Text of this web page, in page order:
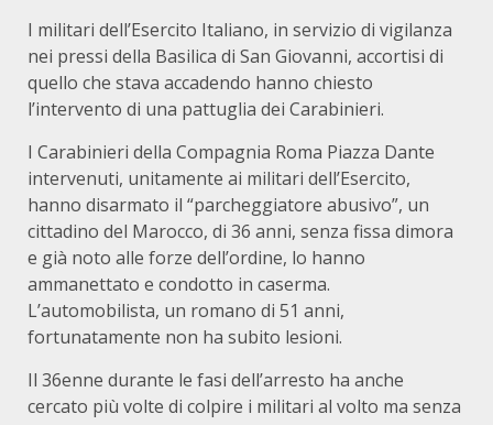
I militari dell’Esercito Italiano, in servizio di vigilanza
nei pressi della Basilica di San Giovanni, accortisi di
quello che stava accadendo hanno chiesto
l’intervento di una pattuglia dei Carabinieri.
I Carabinieri della Compagnia Roma Piazza Dante
intervenuti, unitamente ai militari dell’Esercito,
hanno disarmato il “parcheggiatore abusivo”, un
cittadino del Marocco, di 36 anni, senza fissa dimora
e già noto alle forze dell’ordine, lo hanno
ammanettato e condotto in caserma.
L’automobilista, un romano di 51 anni,
fortunatamente non ha subito lesioni.
Il 36enne durante le fasi dell’arresto ha anche
cercato più volte di colpire i militari al volto ma senza